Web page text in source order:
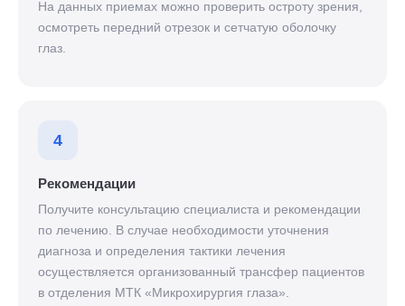
На данных приемах можно проверить остроту зрения,
осмотреть передний отрезок и сетчатую оболочку
глаз.
4
Рекомендации
Получите консультацию специалиста и рекомендации
по лечению. В случае необходимости уточнения
диагноза и определения тактики лечения
осуществляется организованный трансфер пациентов
в отделения МТК «Микрохирургия глаза».